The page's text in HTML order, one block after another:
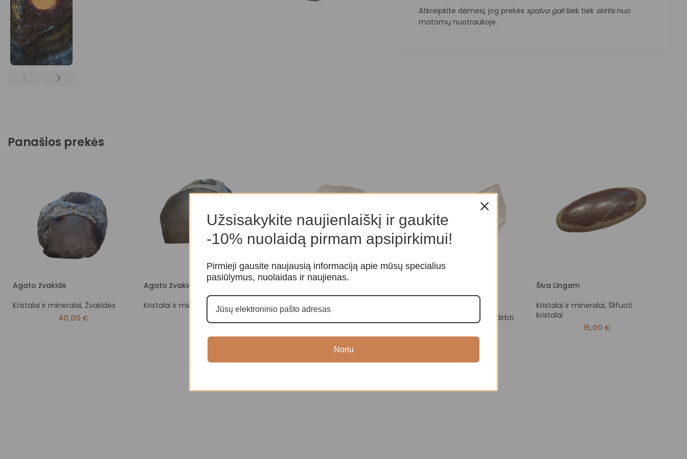
Atkreipkite dėmesį, jog prekės spalva gališiek tiek skirtisnuo
matomų nuotraukoje.
Panašios prekės
Agato žvakidė
Kristalai ir mineralai, Žvakidės
40,00 €
Agato žvakidė
Kristalai ir mineralai
Žvakidės
45,00
Kalnų krištolas
Kristalai ir mineralai
kristalai
Kalnų krištolas
Neapdirbti
32,00
Šiva Lingam
Kristalai ir mineralai, Šlifuoti
kristalai
15,00 €
Užsisakykite naujienlaiškį ir gaukite
-10% nuolaidą pirmam apsipirkimui!
Pirmieji gausite naujausią informaciją apie mūsų specialius
pasiūlymus, nuolaidas ir naujienas.
Noriu